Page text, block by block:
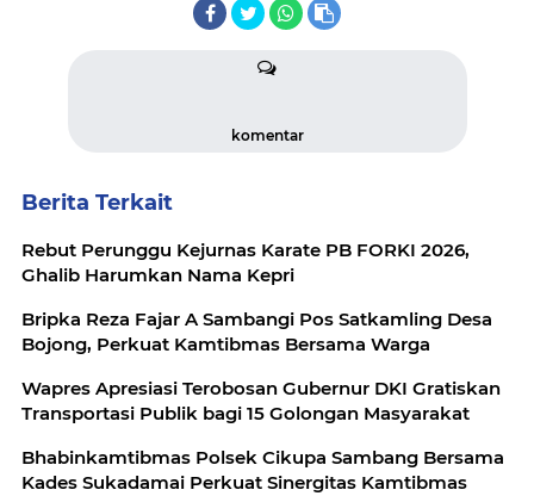
komentar
Berita Terkait
Rebut Perunggu Kejurnas Karate PB FORKI 2026,
Ghalib Harumkan Nama Kepri
Bripka Reza Fajar A Sambangi Pos Satkamling Desa
Bojong, Perkuat Kamtibmas Bersama Warga
Wapres Apresiasi Terobosan Gubernur DKI Gratiskan
Transportasi Publik bagi 15 Golongan Masyarakat
Bhabinkamtibmas Polsek Cikupa Sambang Bersama
Kades Sukadamai Perkuat Sinergitas Kamtibmas